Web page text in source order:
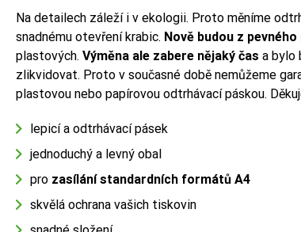
Na detailech záleží i v ekologii. Proto měníme
snadnému otevření krabic. Nově budou z
plastových. Výměna ale zabere nějaký čas a bylo
zlikvidovat. Proto v současné době nemůžeme
plastovou nebo papírovou odtrhávací páskou.
lepicí a odtrhávací pásek
jednoduchý a levný obal
pro zasílání standardních formátů A4
skvělá ochrana vašich tiskovin